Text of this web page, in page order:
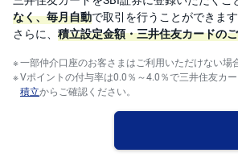
なく、毎月自動で取引を行うことができます
さらに、 積立設定金額・三井住友カードの
一部仲介口座のお客さまはご利用いただけない場
Vポイントの付与率は0.0％～4.0％で三井住友カ
積立からご確認ください。